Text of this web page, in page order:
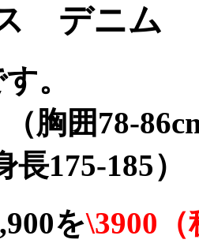
デニム
。
胸囲78-
長175-185）
を\3900（